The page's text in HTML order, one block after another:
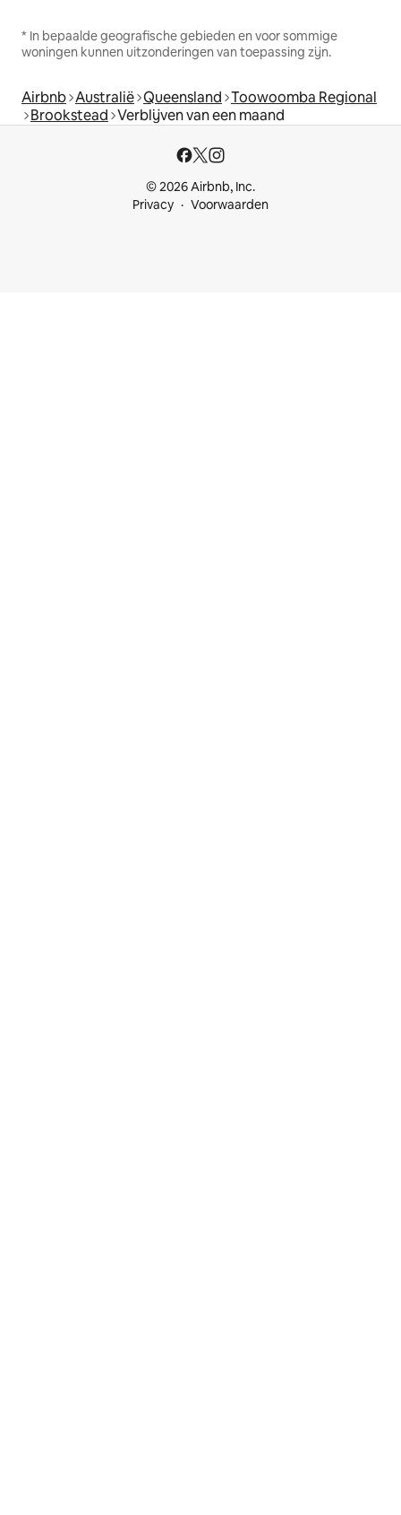
* In bepaalde geografische gebieden en voor sommige
woningen kunnen uitzonderingen van toepassing zijn.
Airbnb Australië Queensland Toowoomba Regional
Brookstead Verblijven van een maand
© 2026 Airbnb, Inc.
Privacy
Voorwaarden